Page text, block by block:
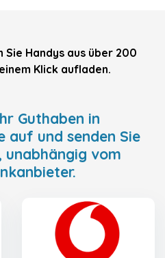
Handys aus über 200
Klick aufladen.
Guthaben in
auf und senden Sie
vom